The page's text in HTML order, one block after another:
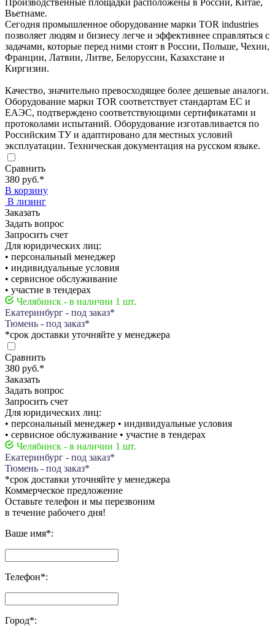
Вьетнаме.
Сегодня промышленное оборудование марки TOR industries
позволяет людям и бизнесу легче и эффективнее справляться с
задачами, которые перед ними стоят в России, Польше, Чехии,
Франции, Латвии, Литве, Белоруссии, Казахстане и
Киргизии.
Качество, значительно превосходящее более дешевые аналоги.
Оборудование марки TOR соответствует стандартам ЕС и
ЕАЭС, подтверждено соответствующими сертификатами и
протоколами испытаний. Оборудование изготавливается по
Российским ТУ и адаптировано для местных условий
эксплуатации. Техническая документация на русском языке.
Сравнить
380 руб.*
В корзину
В лизинг
Заказать
Задать вопрос
Запросить счет
Для юридических лиц:
• персональный менеджер
• индивидуальные условия
• сервисное обслуживание
• участие в тендерах
Челябинск - в наличии 1 шт.
Екатеринбург - под заказ*
Тюмень - под заказ*
*срок доставки уточняйте у менеджера
Сравнить
380 руб.*
Заказать
Задать вопрос
Запросить счет
Для юридических лиц:
• персональный менеджер • индивидуальные условия
• сервисное обслуживание • участие в тендерах
Челябинск - в наличии 1 шт.
Екатеринбург - под заказ*
Тюмень - под заказ*
*срок доставки уточняйте у менеджера
Коммерческое предложение
Оставьте телефон и мы перезвоним
в течение рабочего дня!
Ваше имя*:
Телефон*:
Город*: